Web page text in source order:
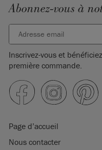
Abonnez-vous à
Inscrivez-vous et
première commande.
Page d’accueil
Nous contacter